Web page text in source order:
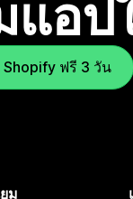
แอป
ฟรี 3 วัน
ม